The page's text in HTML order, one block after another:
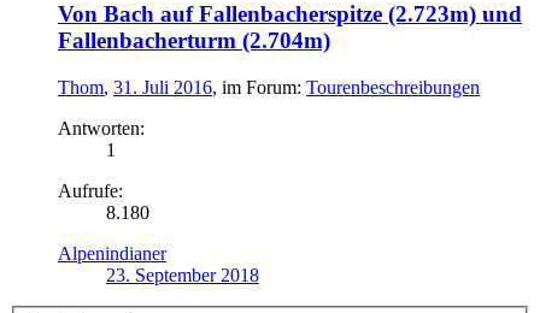
Von Bach auf Fallenbacherspitze (2.723m) und
Fallenbacherturm (2.704m)
Thom, 31. Juli 2016, im Forum: Tourenbeschreibungen
Antworten:
1
Aufrufe:
8.180
Alpenindianer
23. September 2018